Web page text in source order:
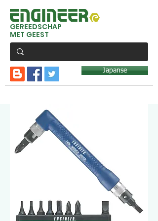
GEREEDSCHAP
MET GEEST
Japanse